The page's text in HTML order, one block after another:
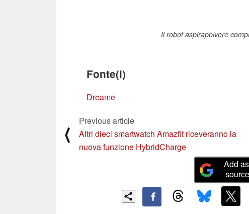
Il robot aspirapolvere
Fonte(i)
Dreame
⟨
Previous article
Altri dieci smartwatch Amazfit riceveranno la
nuova funzione HybridCharge
Add